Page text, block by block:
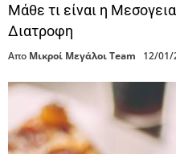
Μάθε τι είναι η
Διατροφη
Απο Μικροί Μεγάλοι Team 12/01/